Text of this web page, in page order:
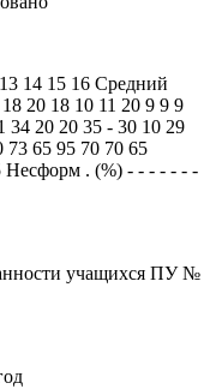
14 15 16 Средний
20 18 10 11 20 9 9 9
34 20 20 35 - 30 10 29
65 95 70 70 65
Несформ . (%) - - - - - - -
учащихся ПУ №